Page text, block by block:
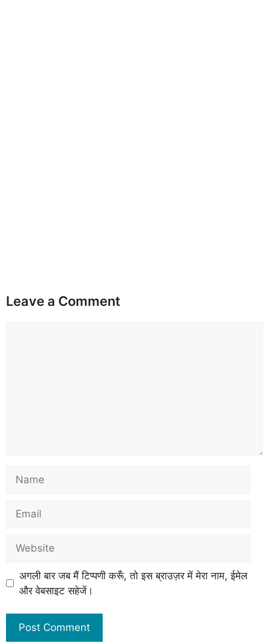
Leave a Comment
अगली बार जब मैं टिप्पणी करूँ, तो इस ब्राउज़र में मेरा नाम, ईमेल
और वेबसाइट सहेजें।